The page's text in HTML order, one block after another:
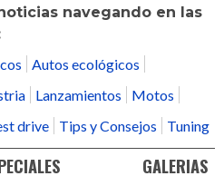
navegando en las
Autos ecológicos
Lanzamientos
Motos
drive Tips y Consejos Tuning
GALERIAS